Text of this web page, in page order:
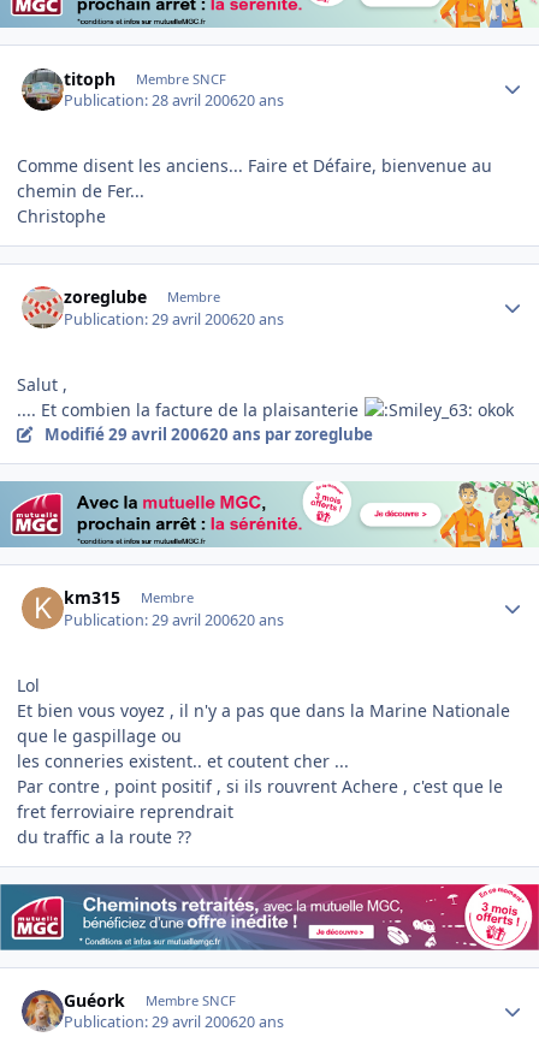
titoph Membre SNCF
Publication:28 avril 200620 ans
Comme disent les anciens... Faire et Défaire, bienvenue au
chemin de Fer...
Christophe
zoreglube Membre
Publication:29 avril 200620 ans
Salut ,
.... Et combien la facture de la plaisanterie
okok
Modifié29 avril 200620 ans par zoreglube
km315 Membre
Publication:29 avril 200620 ans
Lol
Et bien vous voyez , il n'y a pas que dans la Marine Nationale
que le gaspillage ou
les conneries existent.. et coutent cher ...
Par contre , point positif , si ils rouvrent Achere , c'est que le
fret ferroviaire reprendrait
du traffic a la route ??
Guéork Membre SNCF
Publication:29 avril 200620 ans